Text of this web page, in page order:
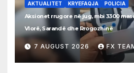
AKTUALITET KRYEFAQJA POLICIA
Aksionet rrugore në jug, mbi 3300
Vlorë, Sarandë dhe Rrogozhinë
7 AUGUST 2026 FX